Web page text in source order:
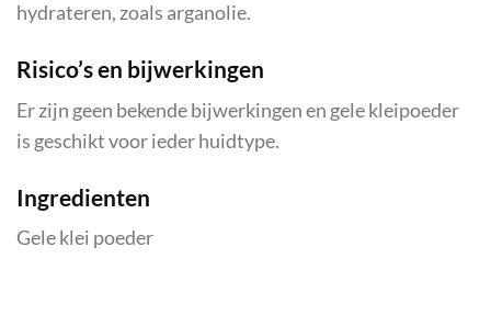
hydrateren, zoals arganolie.
Risico’s en bijwerkingen
Er zijn geen bekende bijwerkingen en gele kleipoeder
is geschikt voor ieder huidtype.
Ingredienten
Gele klei poeder